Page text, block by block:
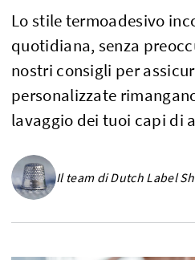
Lo stile termoadesivo
quotidiana, senza
nostri consigli per
personalizzate
lavaggio dei tuoi capi di
Il team di Dutch Label